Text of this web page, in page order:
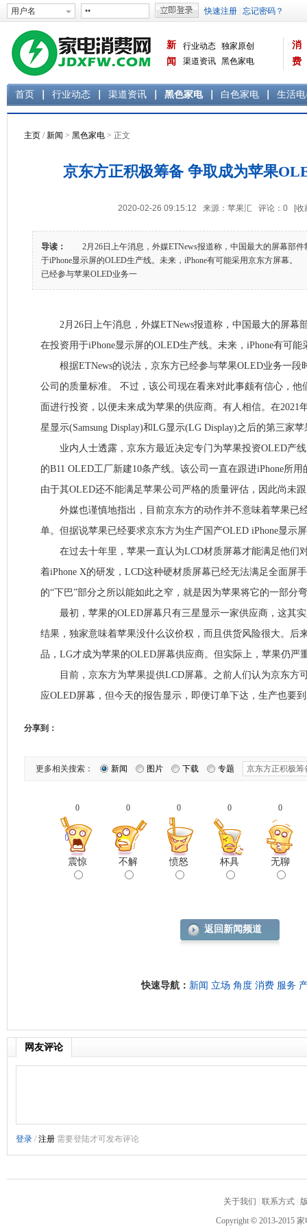
新
闻
行业动态 独家原创
渠道资讯 黑色家电
消
费
首页 行业动态 渠道资讯 黑色家电 白色家电 生活
主页 /新闻 > 黑色家电 > 正文
京东方正积极筹备 争取成为苹果
2020-02-26 09:15:12 来源：苹果汇 评论： 0 [收
导读：
2月26日上午消息，外媒ETNews报道称，中国最大的屏幕部件
于iPhone显示屏的OLED生产线。未来，iPhone有可能采用京东方屏幕
已经参与苹果OLED业务一
2月26日上午消息，外媒ETNews报道称，中国最大的屏幕
在投资用于iPhone显示屏的OLED生产线。未来，iPhone有可能
根据ETNews的说法，京东方已经参与苹果OLED业务一段
公司的质量标准。 不过，该公司现在看来对此事颇有信心，他
面进行投资，以便未来成为苹果的供应商。有人相信。在2021
星显示(Samsung Display)和LG显示(LG Display)之后的第三家
业内人士透露，京东方最近决定专门为苹果投资OLED产线
的B11 OLED工厂新建10条产线。该公司一直在跟进iPhone所
由于其OLED还不能满足苹果公司严格的质量评估，因此尚未
外媒也谨慎地指出，目前京东方的动作并不意味着苹果已
单。但据说苹果已经要求京东方为生产国产OLED iPhone显示
在过去十年里，苹果一直认为LCD材质屏幕才能满足他们
着iPhone X的研发，LCD这种硬材质屏幕已经无法满足全面屏
的“下巴”部分之所以能如此之窄，就是因为苹果将它的一部分
最初，苹果的OLED屏幕只有三星显示一家供应商，这其实
结果，独家意味着苹果没什么议价权，而且供货风险很大。后
品，LG才成为苹果的OLED屏幕供应商。但实际上，苹果仍严
目前，京东方为苹果提供LCD屏幕。之前人们认为京东方
应OLED屏幕，但今天的报告显示，即便订单下达，生产也要
分享到：
更多相关搜索： 新闻 图片 下载 专题
0
震惊
0
不解
0
愤怒
0
杯具
0
无聊
返回新闻频道
快速导航： 新闻 立场 角度 消费 服务
网友评论
关于我们 联系方式
Copyright © 2013-2015